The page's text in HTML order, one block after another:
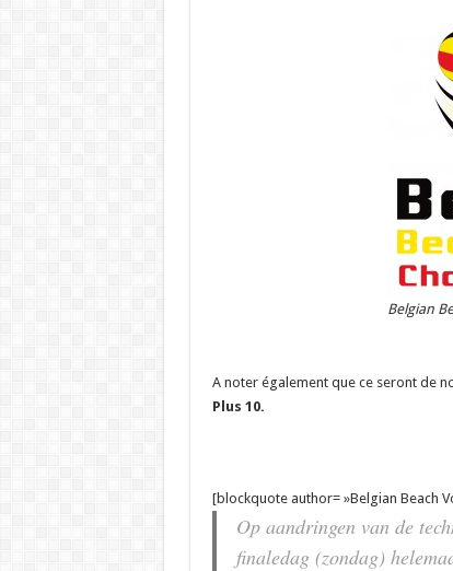
Belgian
A noter également que ce seront de
Plus 10.
[blockquote author= »Belgian Beach
Op aandringen van de
finaledag (zondag)